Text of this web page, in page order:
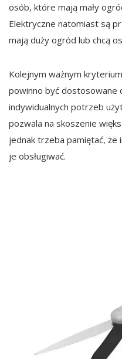
osób, które mają mały
Elektryczne natomiast są
mają duży ogród lub chcą
Kolejnym ważnym
powinno być dostosowane
indywidualnych potrzeb
pozwala na skoszenie
jednak trzeba pamiętać,
je obsługiwać.